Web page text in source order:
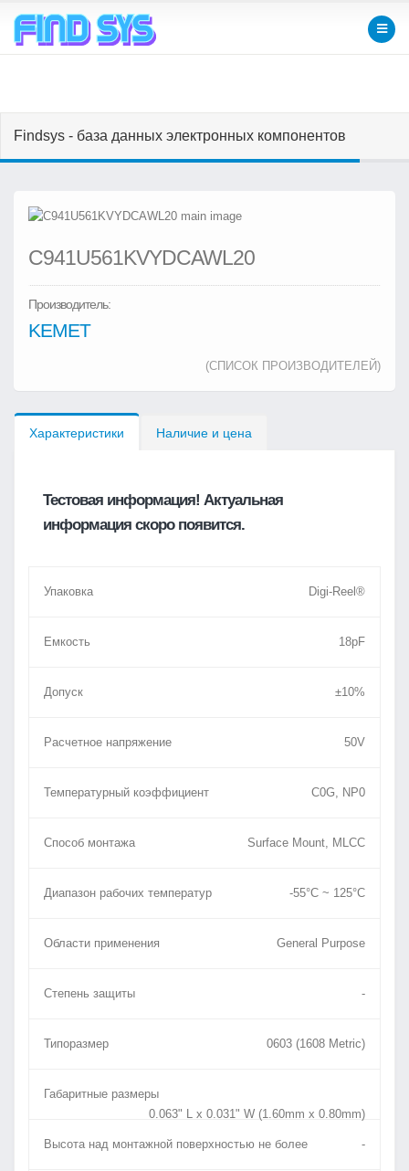
Findsys - база данных электронных компонентов
C941U561KVYDCAWL20
Производитель:
KEMET
(СПИСОК ПРОИЗВОДИТЕЛЕЙ)
Характеристики Наличие и цена
Тестовая информация! Актуальная
информация скоро появится.
Упаковка Digi-Reel®
Емкость 18pF
Допуск ±10%
Расчетное напряжение 50V
Температурный коэффициент C0G, NP0
Способ монтажа Surface Mount, MLCC
Диапазон рабочих температур -55°C ~ 125°C
Области применения General Purpose
Степень защиты -
Типоразмер 0603 (1608 Metric)
Габаритные размеры
0.063" L x 0.031" W (1.60mm x 0.80mm)
Высота над монтажной поверхностью не более -